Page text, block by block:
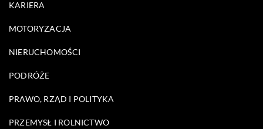
KARIERA
MOTORYZACJA
NIERUCHOMOŚCI
PODRÓŻE
PRAWO, RZĄD I POLITYKA
PRZEMYSŁ I ROLNICTWO